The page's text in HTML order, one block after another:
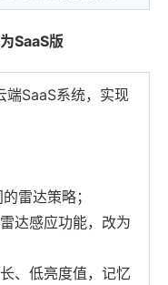
SaaS版
SaaS系统，实现
雷达策略；
达感应功能，改为
、低亮度值，记忆